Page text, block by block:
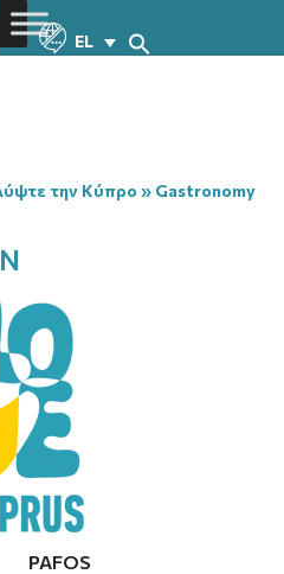
EL
την Κύπρο » Gastronomy
PAFOS